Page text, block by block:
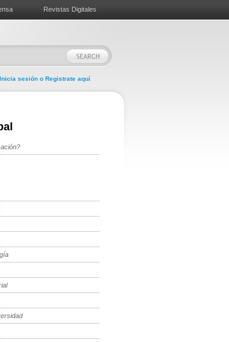
Revistas Digitales
Inicia sesión o Registrate aquí